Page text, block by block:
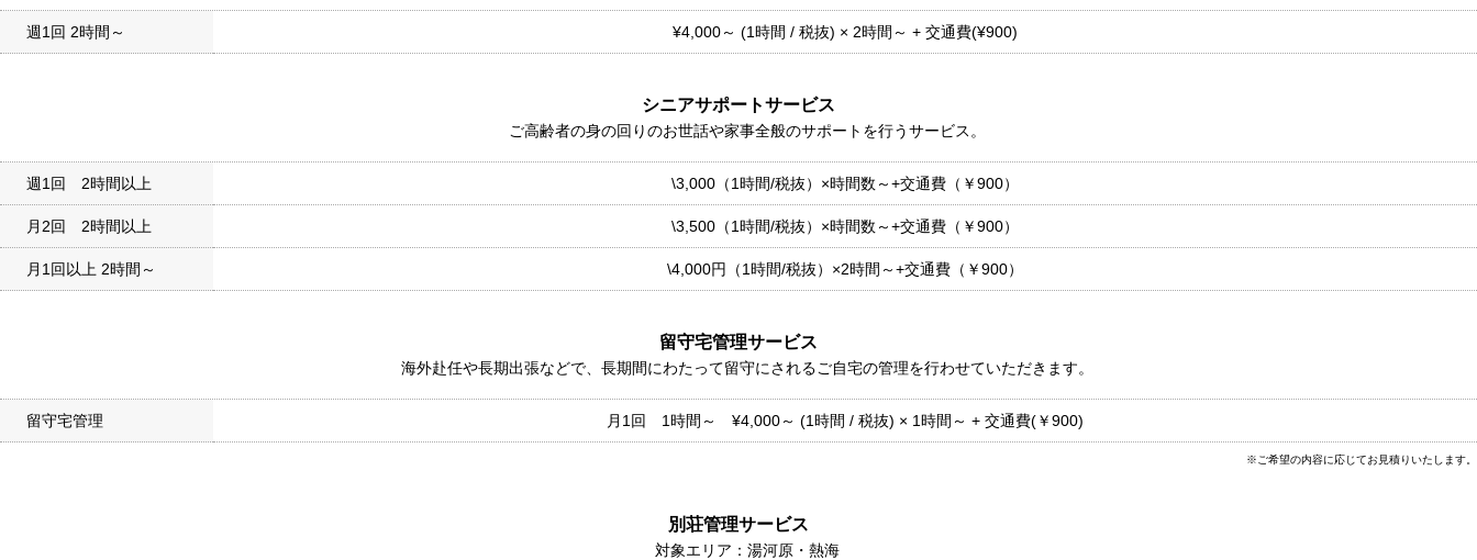
週1回 2時間～ ¥4,000～ (1時間 / 税抜) × 2時間～ + 交通費(¥900)
シニアサポートサービス
ご高齢者の身の回りのお世話や家事全般のサポートを行うサービス。
週1回 2時間以上 \3,000（1時間/税抜）×時間数～+交通費（￥900）
月2回 2時間以上 \3,500（1時間/税抜）×時間数～+交通費（￥900）
月1回以上 2時間～ \4,000円（1時間/税抜）×2時間～+交通費（￥900）
留守宅管理サービス
海外赴任や長期出張などで、長期間にわたって留守にされるご自宅の管理を行わせていただきます。
留守宅管理 月1回 1時間～ ¥4,000～ (1時間 / 税抜) × 1時間～ + 交通費(￥900)
※ご希望の内容に応じてお見積りいたします。
別荘管理サービス
対象エリア：湯河原・熱海